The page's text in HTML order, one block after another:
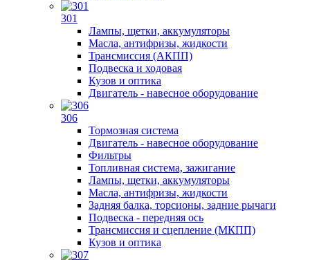
301
Лампы, щетки, аккумуляторы
Масла, антифризы, жидкости
Трансмиссия (АКПП)
Подвеска и ходовая
Кузов и оптика
Двигатель - навесное оборудование
306
Тормозная система
Двигатель - навесное оборудование
Фильтры
Топливная система, зажигание
Лампы, щетки, аккумуляторы
Масла, антифризы, жидкости
Задняя балка, торсионы, задние рычаги
Подвеска - передняя ось
Трансмиссия и сцепление (МКПП)
Кузов и оптика